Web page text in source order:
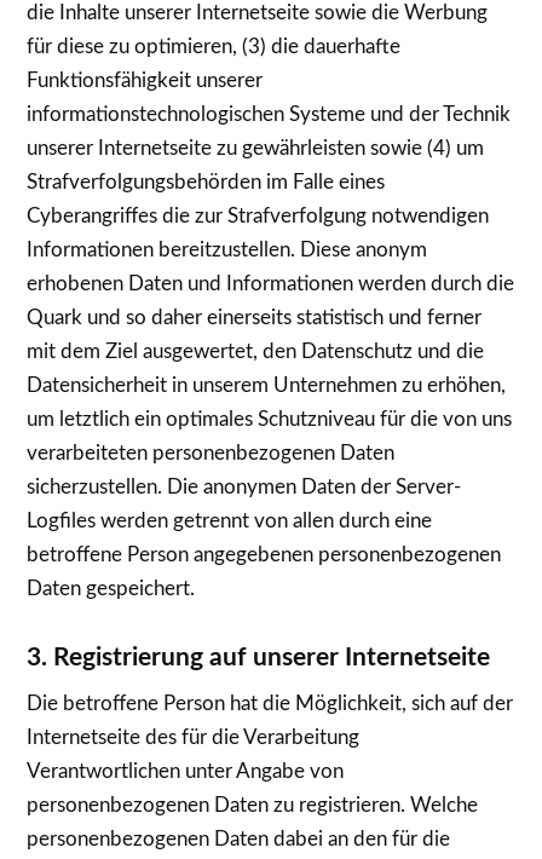
die Inhalte unserer Internetseite sowie die Werbung
für diese zu optimieren, (3) die dauerhafte
Funktionsfähigkeit unserer
informationstechnologischen Systeme und der Technik
unserer Internetseite zu gewährleisten sowie (4) um
Strafverfolgungsbehörden im Falle eines
Cyberangriffes die zur Strafverfolgung notwendigen
Informationen bereitzustellen. Diese anonym
erhobenen Daten und Informationen werden durch die
Quark und so daher einerseits statistisch und ferner
mit dem Ziel ausgewertet, den Datenschutz und die
Datensicherheit in unserem Unternehmen zu erhöhen,
um letztlich ein optimales Schutzniveau für die von uns
verarbeiteten personenbezogenen Daten
sicherzustellen. Die anonymen Daten der Server-
Logfiles werden getrennt von allen durch eine
betroffene Person angegebenen personenbezogenen
Daten gespeichert.
3. Registrierung auf unserer Internetseite
Die betroffene Person hat die Möglichkeit, sich auf der
Internetseite des für die Verarbeitung
Verantwortlichen unter Angabe von
personenbezogenen Daten zu registrieren. Welche
personenbezogenen Daten dabei an den für die